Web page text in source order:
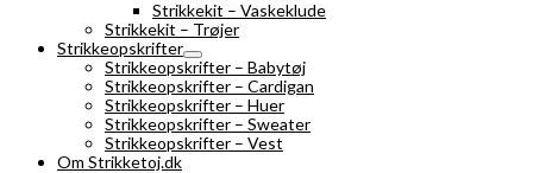
Strikkekit – Vaskeklude
Strikkekit – Trøjer
Strikkeopskrifter
Strikkeopskrifter – Babytøj
Strikkeopskrifter – Cardigan
Strikkeopskrifter – Huer
Strikkeopskrifter – Sweater
Strikkeopskrifter – Vest
Om Strikketoj.dk